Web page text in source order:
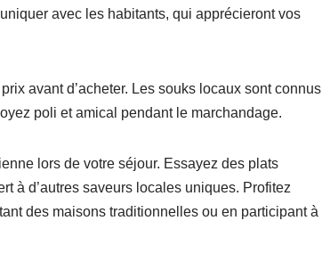
avec les habitants, qui apprécieront vos
avant d’acheter. Les souks locaux sont connus
poli et amical pendant le marchandage.
lors de votre séjour. Essayez des plats
à d’autres saveurs locales uniques. Profitez
des maisons traditionnelles ou en participant à